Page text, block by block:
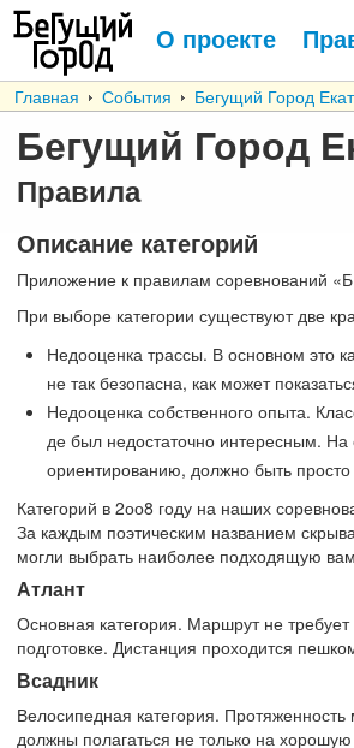
О проекте
Главная События Бегущий Город
Бегущий Город
Правила
Описание категорий
Приложение к правилам соревнований
При выборе категории существуют две
Недооценка трассы. В основном это
не так безопасна, как может
Недооценка собственного опыта.
де был недостаточно интересным.
ориентированию, должно быть
Категорий в 2оо8 году на наших
За каждым поэтическим названием
могли выбрать наиболее подходящую
Атлант
Основная категория. Маршрут не
подготовке. Дистанция проходится
Всадник
Велосипедная категория.
должны полагаться не только на